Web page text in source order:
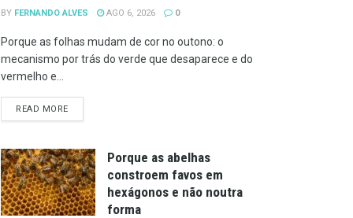
BY FERNANDO ALVES AGO 6, 2026 0
Porque as folhas mudam de cor no outono: o
mecanismo por trás do verde que desaparece e do
vermelho e...
READ MOREDETAILS
Porque as abelhas
constroem favos em
hexágonos e não noutra
forma